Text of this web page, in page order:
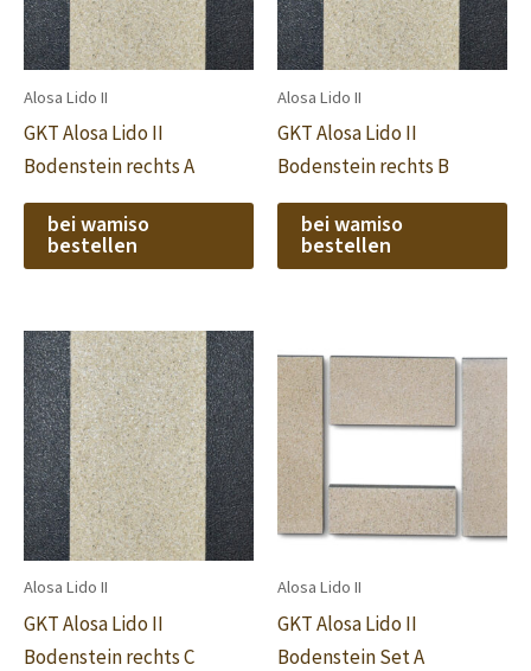
Alosa Lido II
GKT Alosa Lido II
Bodenstein rechts A
bei wamiso
bestellen
Alosa Lido II
GKT Alosa Lido II
Bodenstein rechts B
bei wamiso
bestellen
Alosa Lido II
GKT Alosa Lido II
Bodenstein rechts C
Alosa Lido II
GKT Alosa Lido II
Bodenstein Set A